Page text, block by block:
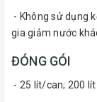
- Không sử dụng
gia giảm nước
ĐÓNG GÓI
- 25 lít/can; 200